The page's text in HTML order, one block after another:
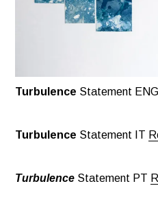
Turbulence Statement ENG
Turbulence Statement IT
Turbulence Statement PT